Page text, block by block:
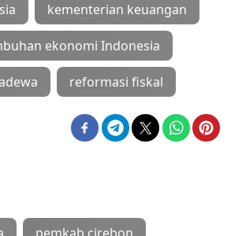
kementerian keuangan
ekonomi Indonesia
reformasi fiskal